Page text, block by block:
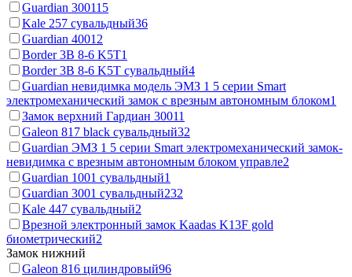
Guardian 300115
Kale 257 сувальдный36
Guardian 40012
Border 3B 8-6 K5T1
Border 3B 8-6 K5T сувальдный4
Guardian невидимка модель ЭМЗ 1 5 серии Smart
электромеханический замок c врезным автономным блоком1
Замок верхний Гардиан 30011
Galeon 817 black сувальдный32
Guardian ЭМЗ 1 5 серии Smart электромеханический замок-
невидимка c врезным автономным блоком управле2
Guardian 1001 сувальдный1
Guardian 3001 сувальдный232
Kale 447 сувальдный2
Врезной электронный замок Kaadas K13F gold
биометрический2
Замок нижний
Galeon 816 цилиндровый96